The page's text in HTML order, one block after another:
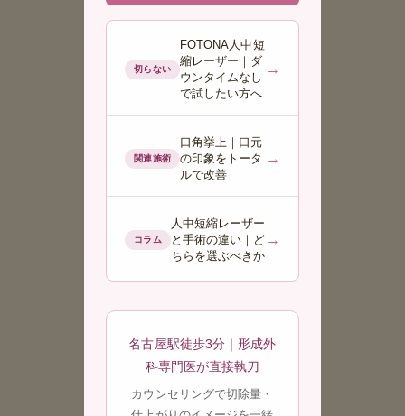
切らない
FOTONA人中短
縮レーザー｜ダ
ウンタイムなし
で試したい方へ
→
関連施術
口角挙上｜口元
の印象をトータ
ルで改善
→
コラム
人中短縮レーザー
と手術の違い｜ど
ちらを選ぶべきか
→
名古屋駅徒歩3分｜形成外
科専門医が直接執刀
カウンセリングで切除量・